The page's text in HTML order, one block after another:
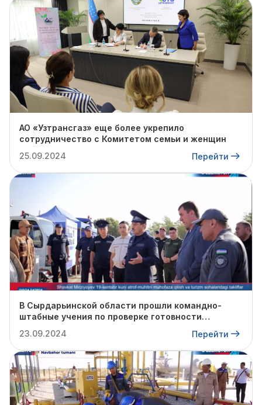
АО «Узтрансгаз» еще более укрепило
сотрудничество с Комитетом семьи и женщин
25.09.2024
Перейти
В Сырдарьинской области прошли командно-
штабные учения по проверке готовности
отопительному сезону.
23.09.2024 Перейти